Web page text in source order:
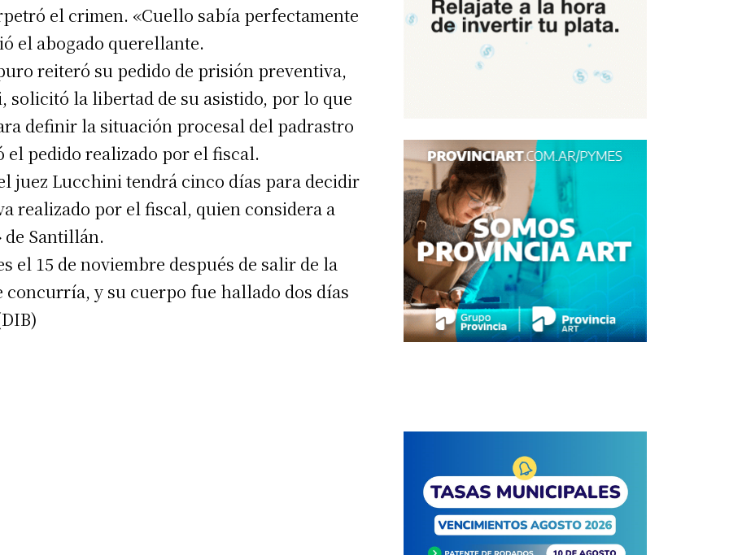
el crimen. «Cuello sabía perfectamente
el abogado querellante.
reiteró su pedido de prisión preventiva,
solicitó la libertad de su asistido, por lo que
definir la situación procesal del padrastro
el pedido realizado por el fiscal.
juez Lucchini tendrá cinco días para decidir
realizado por el fiscal, quien considera a
Santillán.
el 15 de noviembre después de salir de la
concurría, y su cuerpo fue hallado dos días